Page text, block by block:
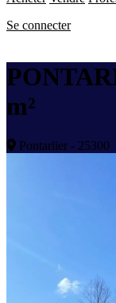
menu
Se connecter
m²
Pontarlier - 25300